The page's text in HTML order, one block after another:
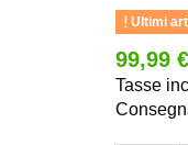
Ultimi
99,99 €
Tasse